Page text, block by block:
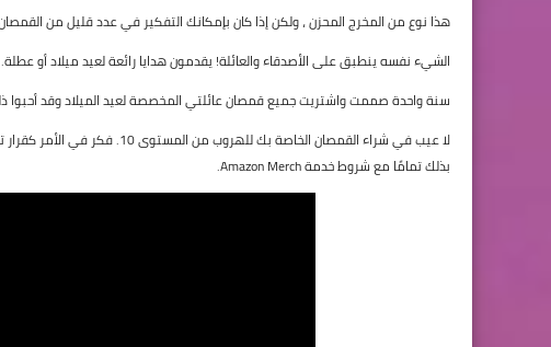
هذا نوع من المخرج المحزن ، ولكن إذا كان بإمكانك التفكير في عدد قليل من
الشيء نفسه ينطبق على الأصدقاء والعائلة! يقدمون هدايا رائعة لعيد ميلاد أو عطلة.
سنة واحدة صممت واشتريت جميع قمصان عائلتي المخصصة لعيد الميلاد وقد أحبوا ذلك
بذلك تمامًا مع شروط خدمة Amazon Merch.